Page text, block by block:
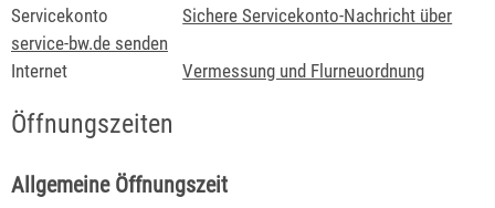
Servicekonto
Sichere Servicekonto-Nachricht über
service-bw.de senden
Internet
Vermessung und Flurneuordnung
Öffnungszeiten
Allgemeine Öffnungszeit